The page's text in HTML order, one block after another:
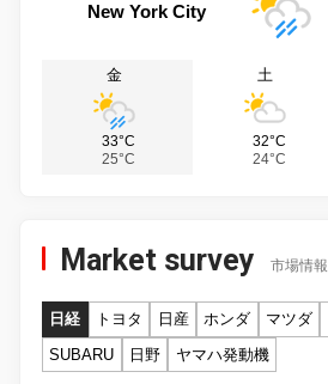
New York City
金
33°C
25°C
土
32°C
24°C
Market survey 市場情報
日経 トヨタ 日産 ホンダ マツダ
SUBARU
日野 ヤマハ発動機